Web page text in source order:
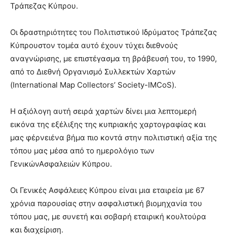
Τράπεζας Κύπρου.
Οι δραστηριότητες του Πολιτιστικού Ιδρύματος Τράπεζας
Κύπρουστον τομέα αυτό έχουν τύχει διεθνούς
αναγνώρισης, με επιστέγασμα τη βράβευσή του, το 1990,
από το Διεθνή Οργανισμό Συλλεκτών Χαρτών
(International Map Collectors’ Society-IMCoS).
Η αξιόλογη αυτή σειρά χαρτών δίνει μια λεπτομερή
εικόνα της εξέλιξης της κυπριακής χαρτογραφίας και
μας φέρνειένα βήμα πιο κοντά στην πολιτιστική αξία της
τόπου μας μέσα από το ημερολόγιο των
ΓενικώνΑσφαλειών Κύπρου.
Οι Γενικές Ασφάλειες Κύπρου είναι μια εταιρεία με 67
χρόνια παρουσίας στην ασφαλιστική βιομηχανία του
τόπου μας, με συνετή και σοβαρή εταιρική κουλτούρα
και διαχείριση.